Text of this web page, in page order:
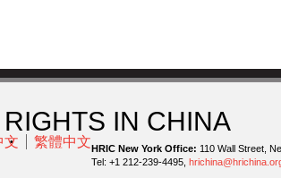
IN CHINA
文 繁體中文HRIC New York Office: 110 Wall Street,
Tel: +1 212-239-4495,